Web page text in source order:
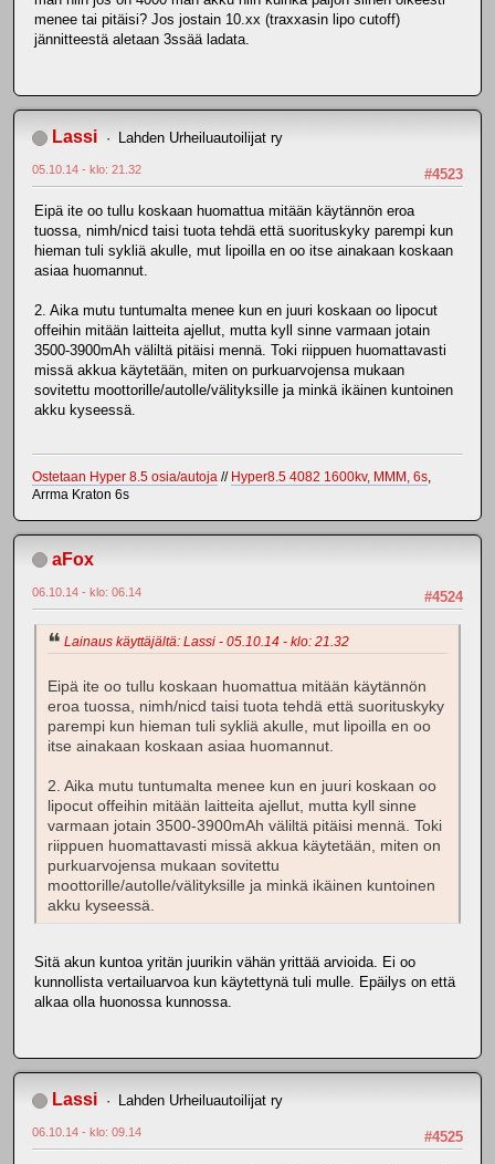
menee tai pitäisi? Jos jostain 10.xx (traxxasin lipo cutoff)
jännitteestä aletaan 3ssää ladata.
Lassi Lahden Urheiluautoilijat ry
#4523
05.10.14 - klo: 21.32
Eipä ite oo tullu koskaan huomattua mitään käytännön eroa
tuossa, nimh/nicd taisi tuota tehdä että suorituskyky parempi kun
hieman tuli sykliä akulle, mut lipoilla en oo itse ainakaan koskaan
asiaa huomannut.
2. Aika mutu tuntumalta menee kun en juuri koskaan oo lipocut
offeihin mitään laitteita ajellut, mutta kyll sinne varmaan jotain
3500-3900mAh väliltä pitäisi mennä. Toki riippuen huomattavasti
missä akkua käytetään, miten on purkuarvojensa mukaan
sovitettu moottorille/autolle/välityksille ja minkä ikäinen kuntoinen
akku kyseessä.
Ostetaan Hyper 8.5 osia/autoja // Hyper8.5 4082 1600kv, MMM, 6s
Arrma Kraton 6s
aFox
#4524
06.10.14 - klo: 06.14
Lainaus käyttäjältä: Lassi - 05.10.14 - klo: 21.32
Eipä ite oo tullu koskaan huomattua mitään käytännön
eroa tuossa, nimh/nicd taisi tuota tehdä että suorituskyky
parempi kun hieman tuli sykliä akulle, mut lipoilla en oo
itse ainakaan koskaan asiaa huomannut.
2. Aika mutu tuntumalta menee kun en juuri koskaan oo
lipocut offeihin mitään laitteita ajellut, mutta kyll sinne
varmaan jotain 3500-3900mAh väliltä pitäisi mennä. Toki
riippuen huomattavasti missä akkua käytetään, miten on
purkuarvojensa mukaan sovitettu
moottorille/autolle/välityksille ja minkä ikäinen kuntoinen
akku kyseessä.
Sitä akun kuntoa yritän juurikin vähän yrittää arvioida. Ei oo
kunnollista vertailuarvoa kun käytettynä tuli mulle. Epäilys on että
alkaa olla huonossa kunnossa.
Lassi Lahden Urheiluautoilijat ry
#4525
06.10.14 - klo: 09.14